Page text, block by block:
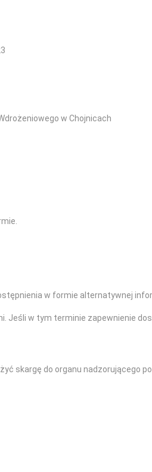
w Chojnicach
w formie alternatywnej
Jeśli w tym terminie zapewnienie
skargę do organu nadzorującego